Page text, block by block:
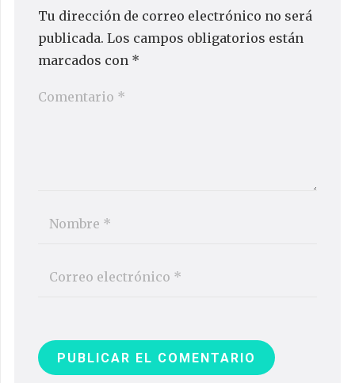
Tu dirección de correo electrónico no será
publicada. Los campos obligatorios están
marcados con *
PUBLICAR EL COMENTARIO